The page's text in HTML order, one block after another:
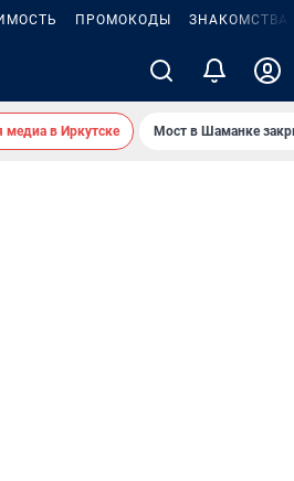
ПРОМОКОДЫ ЗНАКОМСТВА
медиа в Иркутске Мост в Шаманке